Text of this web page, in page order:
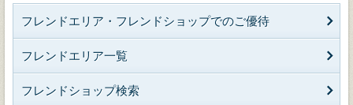
フレンドエリア・フレンドショップでのご優待
フレンドエリア一覧
フレンドショップ検索